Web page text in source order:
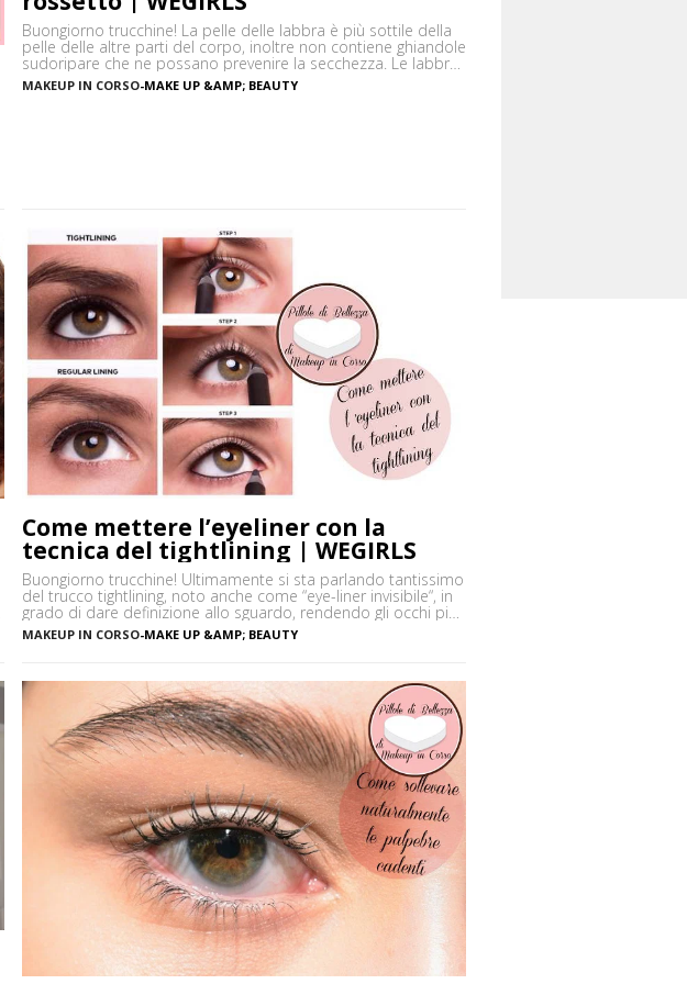
Buongiorno trucchine! La pelle delle labbra è più sottile della
pelle delle altre parti del corpo, inoltre non contiene ghiandole
sudoripare che ne possano prevenire la secchezza. Le labbra
sono sensibili alle aggressioni ambientali e spesso possono
diventare scure o sbiadite soprattutto a causa
MAKEUP IN CORSO-MAKE UP &AMP; BEAUTY
Come mettere l’eyeliner con la
tecnica del tightlining | WEGIRLS
Buongiorno trucchine! Ultimamente si sta parlando tantissimo
del trucco tightlining, noto anche come “eye-liner invisibile“, in
grado di dare definizione allo sguardo, rendendo gli occhi più
espressivi e le ciglia più folte. Ma di cosa si tratta
precisamente? Vediamo insieme cos’è tightlining e come farlo
tightlining […]
MAKEUP IN CORSO-MAKE UP &AMP; BEAUTY